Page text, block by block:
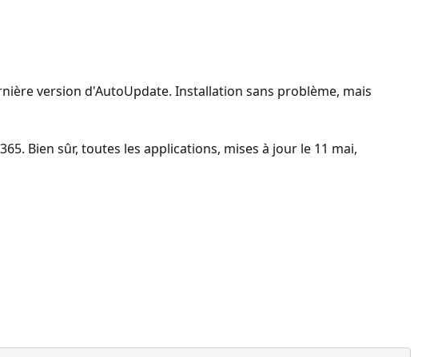
version d'AutoUpdate. Installation sans problème, mais
Bien sûr, toutes les applications, mises à jour le 11 mai,